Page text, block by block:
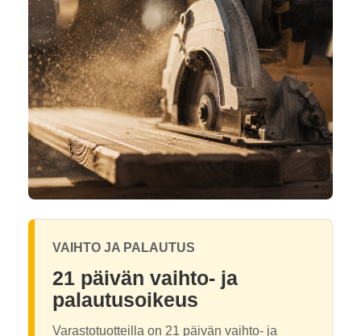
VAIHTO JA PALAUTUS
21 päivän vaihto- ja
palautusoikeus
Varastotuotteilla on 21 päivän vaihto- ja